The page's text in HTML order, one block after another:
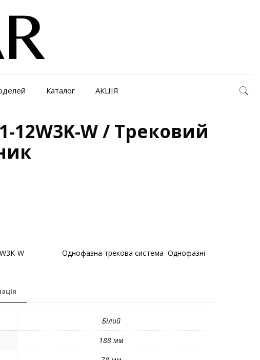
Каталог АКЦІЯ
12W3K-W / Трековий
W Однофазна трекова система Однофазні
Білий
188 мм